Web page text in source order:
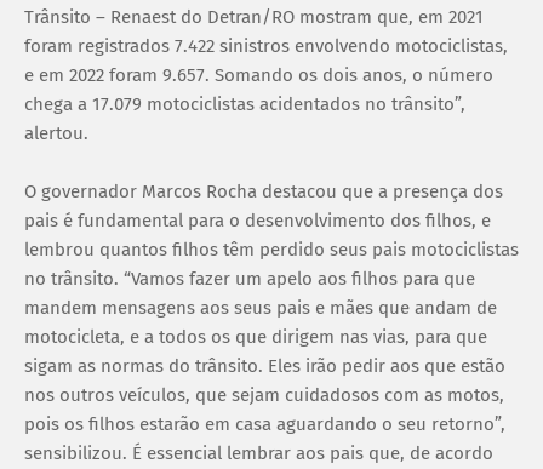
Trânsito – Renaest do Detran/RO mostram que, em 2021
foram registrados 7.422 sinistros envolvendo motociclistas,
e em 2022 foram 9.657. Somando os dois anos, o número
chega a 17.079 motociclistas acidentados no trânsito”,
alertou.
O governador Marcos Rocha destacou que a presença dos
pais é fundamental para o desenvolvimento dos filhos, e
lembrou quantos filhos têm perdido seus pais motociclistas
no trânsito. “Vamos fazer um apelo aos filhos para que
mandem mensagens aos seus pais e mães que andam de
motocicleta, e a todos os que dirigem nas vias, para que
sigam as normas do trânsito. Eles irão pedir aos que estão
nos outros veículos, que sejam cuidadosos com as motos,
pois os filhos estarão em casa aguardando o seu retorno”,
sensibilizou. É essencial lembrar aos pais que, de acordo